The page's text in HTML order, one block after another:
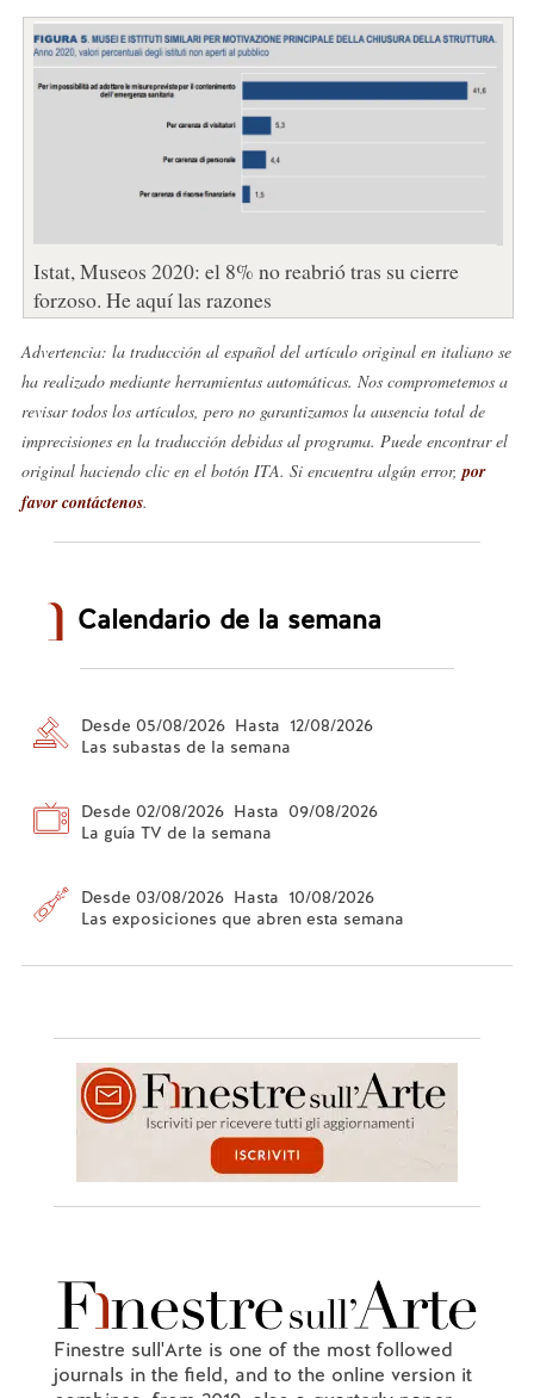
Istat, Museos 2020: el 8% no reabrió tras su cierre
forzoso. He aquí las razones
Advertencia: la traducción al español del artículo original en italiano se
ha realizado mediante herramientas automáticas. Nos comprometemos a
revisar todos los artículos, pero no garantizamos la ausencia total de
imprecisiones en la traducción debidas al programa. Puede encontrar el
original haciendo clic en el botón ITA. Si encuentra algún error, por
favor contáctenos.
Calendario de la semana
Desde 05/08/2026 Hasta 12/08/2026
Las subastas de la semana
Desde 02/08/2026 Hasta 09/08/2026
La guía TV de la semana
Desde 03/08/2026 Hasta 10/08/2026
Las exposiciones que abren esta semana
Finestre sull'Arte is one of the most followed
journals in the field, and to the online version it